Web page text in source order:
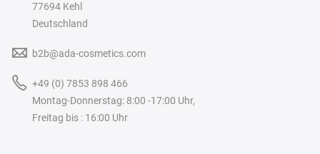
77694 Kehl
Deutschland
b2b@ada-cosmetics.com
+49 (0) 7853 898 466
Montag-Donnerstag: 8:00 -17:00 Uhr,
Freitag bis : 16:00 Uhr